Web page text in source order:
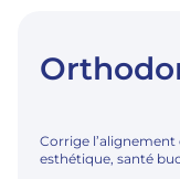
Corrige
esthétique, santé